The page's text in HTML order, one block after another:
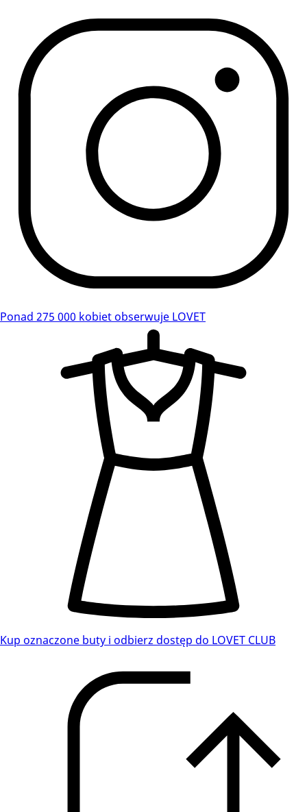
Ponad 275 000 kobiet obserwuje LOVET
Kup oznaczone buty i odbierz dostęp do LOVET CLUB